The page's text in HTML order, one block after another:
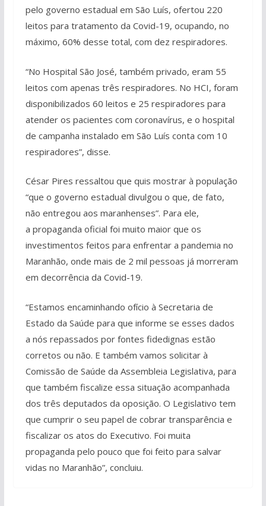
pelo governo estadual em São Luís, ofertou 220
leitos para tratamento da Covid-19, ocupando, no
máximo, 60% desse total, com dez respiradores.
“No Hospital São José, também privado, eram 55
leitos com apenas três respiradores. No HCI, foram
disponibilizados 60 leitos e 25 respiradores para
atender os pacientes com coronavírus, e o hospital
de campanha instalado em São Luís conta com 10
respiradores”, disse.
César Pires ressaltou que quis mostrar à população
“que o governo estadual divulgou o que, de fato,
não entregou aos maranhenses”. Para ele,
a propaganda oficial foi muito maior que os
investimentos feitos para enfrentar a pandemia no
Maranhão, onde mais de 2 mil pessoas já morreram
em decorrência da Covid-19.
“Estamos encaminhando ofício à Secretaria de
Estado da Saúde para que informe se esses dados
a nós repassados por fontes fidedignas estão
corretos ou não. E também vamos solicitar à
Comissão de Saúde da Assembleia Legislativa, para
que também fiscalize essa situação acompanhada
dos três deputados da oposição. O Legislativo tem
que cumprir o seu papel de cobrar transparência e
fiscalizar os atos do Executivo. Foi muita
propaganda pelo pouco que foi feito para salvar
vidas no Maranhão”, concluiu.